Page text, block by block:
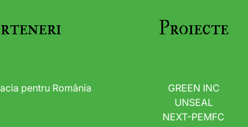
pentru România
Proiecte
GREEN INC
UNSEAL
NEXT-PEMFC